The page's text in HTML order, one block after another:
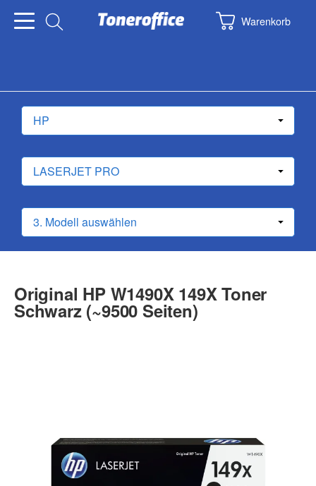
Warenkorb
Original HP W1490X 149X Toner
Schwarz (~9500 Seiten)